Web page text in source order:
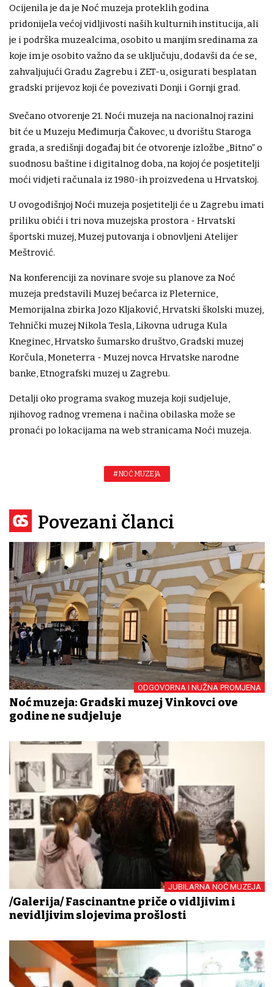
Ocijenila je da je Noć muzeja proteklih godina
pridonijela većoj vidljivosti naših kulturnih institucija, ali
je i podrška muzealcima, osobito u manjim sredinama za
koje im je osobito važno da se uključuju, dodavši da će se,
zahvaljujući Gradu Zagrebu i ZET-u, osigurati besplatan
gradski prijevoz koji će povezivati Donji i Gornji grad.
Svečano otvorenje 21. Noći muzeja na nacionalnoj razini
bit će u Muzeju Međimurja Čakovec, u dvorištu Staroga
grada, a središnji događaj bit će otvorenje izložbe „Bitno” o
suodnosu baštine i digitalnog doba, na kojoj će posjetitelji
moći vidjeti računala iz 1980-ih proizvedena u Hrvatskoj.
U ovogodišnjoj Noći muzeja posjetitelji će u Zagrebu imati
priliku obići i tri nova muzejska prostora - Hrvatski
športski muzej, Muzej putovanja i obnovljeni Atelijer
Meštrović.
Na konferenciji za novinare svoje su planove za Noć
muzeja predstavili Muzej bećarca iz Pleternice,
Memorijalna zbirka Jozo Kljaković, Hrvatski školski muzej,
Tehnički muzej Nikola Tesla, Likovna udruga Kula
Kneginec, Hrvatsko šumarsko društvo, Gradski muzej
Korčula, Moneterra - Muzej novca Hrvatske narodne
banke, Etnografski muzej u Zagrebu.
Detalji oko programa svakog muzeja koji sudjeluje,
njihovog radnog vremena i načina obilaska može se
pronaći po lokacijama na web stranicama Noći muzeja.
#NOĆ MUZEJA
Povezani članci
ODGOVORNA I NUŽNA PROMJENA
Noć muzeja: Gradski muzej Vinkovci ove
godine ne sudjeluje
JUBILARNA NOĆ MUZEJA
/Galerija/ Fascinantne priče o vidljivim i
nevidljivim slojevima prošlosti